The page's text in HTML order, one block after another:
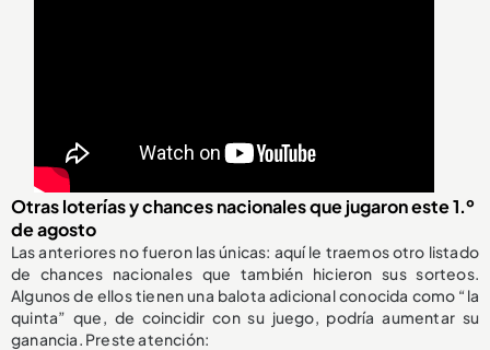
Otras loterías y chances nacionales que jugaron este 1.º
de agosto
Las anteriores no fueron las únicas: aquí le traemos otro listado
de chances nacionales que también hicieron sus sorteos.
Algunos de ellos tienen una balota adicional conocida como “la
quinta” que, de coincidir con su juego, podría aumentar su
ganancia. Preste atención: